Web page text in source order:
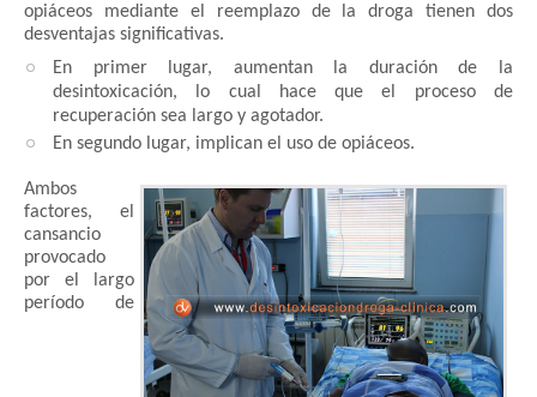
opiáceos mediante el reemplazo de la droga tienen dos
desventajas significativas.
En primer lugar, aumentan la duración de la
desintoxicación, lo cual hace que el proceso de
recuperación sea largo y agotador.
En segundo lugar, implican el uso de opiáceos.
Ambos
factores, el
cansancio
provocado
por el largo
período de